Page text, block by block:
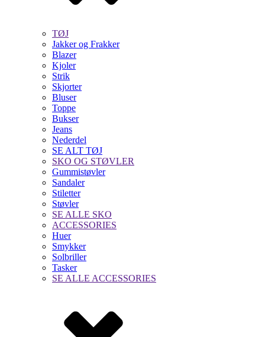
TØJ
Jakker og Frakker
Blazer
Kjoler
Strik
Skjorter
Bluser
Toppe
Bukser
Jeans
Nederdel
SE ALT TØJ
SKO OG STØVLER
Gummistøvler
Sandaler
Stiletter
Støvler
SE ALLE SKO
ACCESSORIES
Huer
Smykker
Solbriller
Tasker
SE ALLE ACCESSORIES